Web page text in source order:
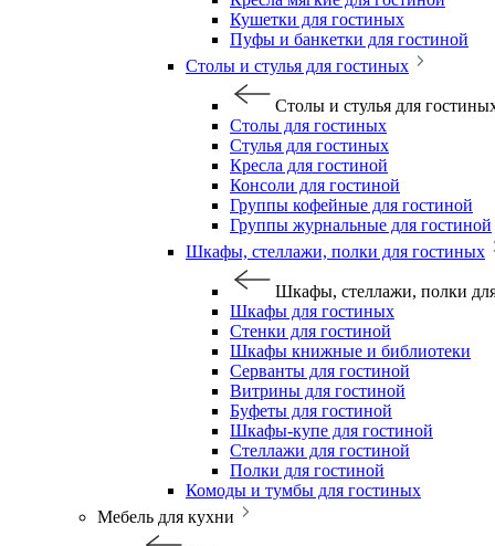
Кушетки для гостиных
Пуфы и банкетки для гостиной
Столы и стулья для гостиных
Столы и стулья для
Столы для гостиных
Стулья для гостиных
Кресла для гостиной
Консоли для гостиной
Группы кофейные для гостиной
Группы журнальные для гостиной
Шкафы, стеллажи, полки для гостиных
Шкафы, стеллажи, полки
Шкафы для гостиных
Стенки для гостиной
Шкафы книжные и библиотеки
Серванты для гостиной
Витрины для гостиной
Буфеты для гостиной
Шкафы-купе для гостиной
Стеллажи для гостиной
Полки для гостиной
Комоды и тумбы для гостиных
Мебель для кухни